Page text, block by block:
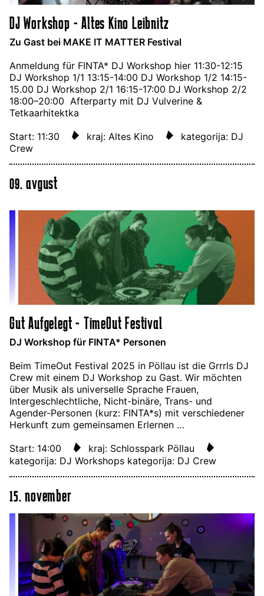
DJ Workshop - Altes Kino Leibnitz
Zu Gast bei MAKE IT MATTER Festival
Anmeldung für FINTA* DJ Workshop hier 11:30-12:15
DJ Workshop 1/1 13:15-14:00 DJ Workshop 1/2 14:15-
15.00 DJ Workshop 2/1 16:15-17:00 DJ Workshop 2/2
18:00–20:00 Afterparty mit DJ Vulverine &
Tetkaarhitektka
Start: 11:30 kraj: Altes Kino
kategorija: DJ
Crew
09. avgust
Gut Aufgelegt - TimeOut Festival
DJ Workshop für FINTA* Personen
Beim TimeOut Festival 2025 in Pöllau ist die Grrrls DJ
Crew mit einem DJ Workshop zu Gast. Wir möchten
über Musik als universelle Sprache Frauen,
Intergeschlechtliche, Nicht-binäre, Trans- und
Agender-Personen (kurz: FINTA*s) mit verschiedener
Herkunft zum gemeinsamen Erlernen …
Start: 14:00
kraj: Schlosspark Pöllau
kategorija: DJ Workshops kategorija: DJ Crew
15. november